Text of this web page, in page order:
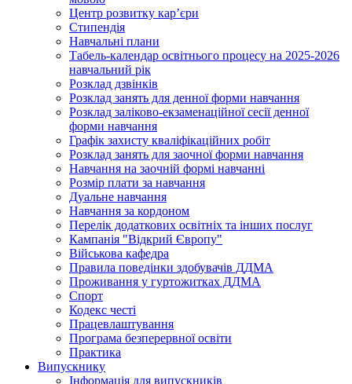
Центр розвитку кар’єри
Стипендія
Навчальні плани
Табель-календар освітнього процесу на 2025-2026
навчальний рік
Розклад дзвінків
Розклад занять для денної форми навчання
Розклад заліково-екзаменаційної сесії денної
форми навчання
Графік захисту кваліфікаційних робіт
Розклад занять для заочної форми навчання
Навчання на заочній формі навчанні
Розмір плати за навчання
Дуальне навчання
Навчання за кордоном
Перелік додаткових освітніх та інших послуг
Кампанія "Відкрий Європу"
Військова кафедра
Правила поведінки здобувачів ДДМА
Проживання у гуртожитках ДДМА
Спорт
Кодекс честі
Працевлаштування
Програма безперервної освіти
Практика
Випускнику
Інформація для випускників